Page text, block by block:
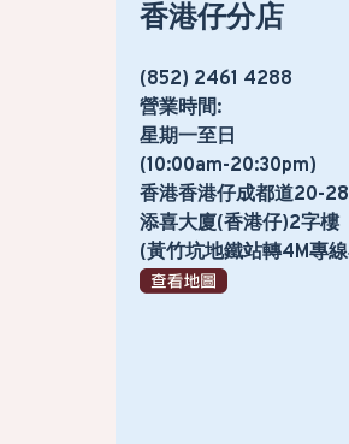
香港仔分店
(852) 2461 4288
營業時間:
星期一至日
(10:00am-20:30pm)
香港香港仔成都道20-
添喜大廈(香港仔)2字樓
(黃竹坑地鐵站轉4M專